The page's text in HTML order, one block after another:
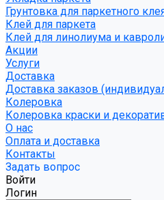
Грунтовка для паркетного
Клей для паркета
Клей для линолиума и
Акции
Услуги
Доставка
Доставка заказов
Колеровка
Колеровка краски и
О нас
Оплата и доставка
Контакты
Задать вопрос
Войти
Логин